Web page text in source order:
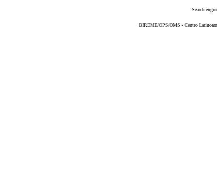
Search
BIREME/OPS/OMS - Centro